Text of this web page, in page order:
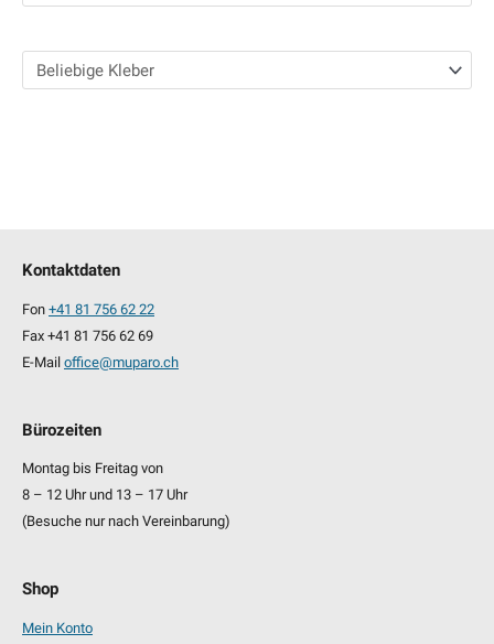
Kontaktdaten
Fon +41 81 756 62 22
Fax +41 81 756 62 69
E-Mail office@muparo.ch
Bürozeiten
Montag bis Freitag von
8 – 12 Uhr und 13 – 17 Uhr
(Besuche nur nach Vereinbarung)
Shop
Mein Konto